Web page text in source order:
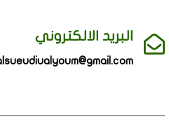
البريد الالكتروني